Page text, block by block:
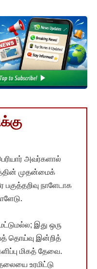
அவர்களால்
முதன்மைக்
பகுத்தறிவு நாளேடாக
இது ஒரு
தொய்வு இன்றித்
மிகத் தேவை.
உரமிட்டு